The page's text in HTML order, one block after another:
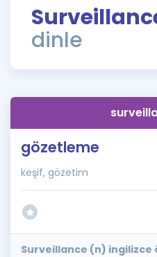
ÖSYM Sınav Takvimi
Kampanyalar
İngilizce Gramer
dinle
gözetleme
keşif, gözetim
Surveillance (n) ingilizce